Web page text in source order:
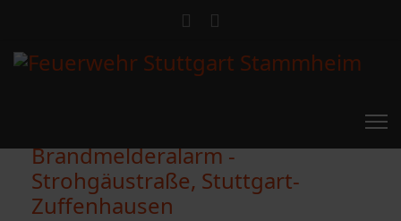
Brandmelderalarm -
Strohgäustraße, Stuttgart-
Zuffenhausen